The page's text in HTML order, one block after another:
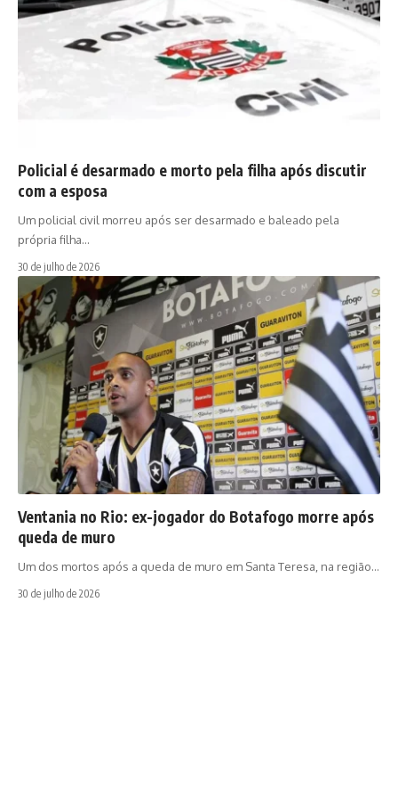
Policial é desarmado e morto pela filha após discutir
com a esposa
Um policial civil morreu após ser desarmado e baleado pela
própria filha…
30 de julho de 2026
Ventania no Rio: ex-jogador do Botafogo morre após
queda de muro
Um dos mortos após a queda de muro em Santa Teresa, na região…
30 de julho de 2026